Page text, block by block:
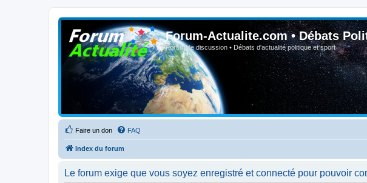
Forum-Actualite.com • Débats
Forum de discussion • Débats d'actualité politique et sport
Faire un don FAQ
Index du forum
Le forum exige que vous soyez enregistré et connecté pour pouvoir